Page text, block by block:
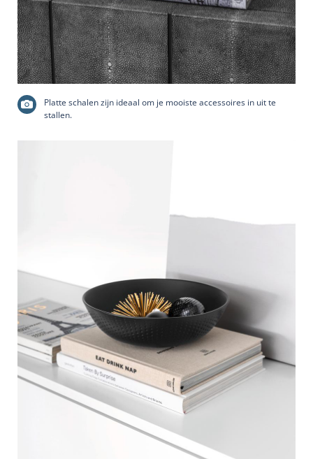
Platte schalen zijn ideaal om je mooiste accessoires in uit te
stallen.